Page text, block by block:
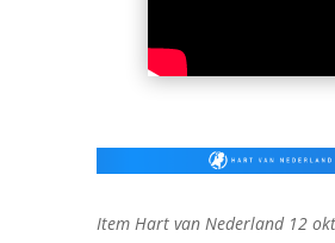
Item Hart van Nederland 12